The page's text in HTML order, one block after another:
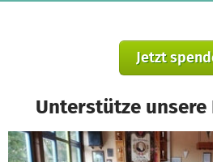
Jetzt
Unterstütze